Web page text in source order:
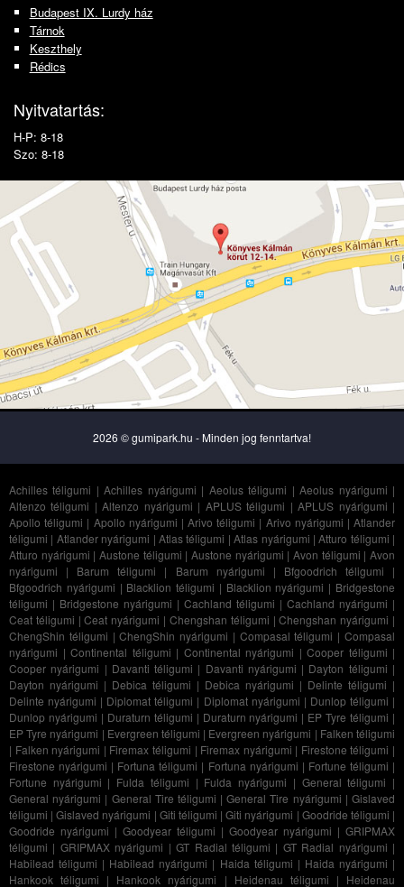
Budapest IX. Lurdy ház
Tárnok
Keszthely
Rédics
Nyitvatartás:
H-P: 8-18
Szo: 8-18
2026 © gumipark.hu - Minden jog fenntartva!
Achilles téligumi |Achilles nyárigumi | Aeolus téligumi |Aeolus nyárigumi |
Altenzo téligumi |Altenzo nyárigumi | APLUS téligumi |APLUS nyárigumi |
Apollo téligumi | Apollo nyárigumi |Arivo téligumi | Arivo nyárigumi |Atlander
téligumi | Atlander nyárigumi | Atlas téligumi |Atlas nyárigumi |Atturo téligumi |
Atturo nyárigumi |Austone téligumi |Austone nyárigumi |Avon téligumi |Avon
nyárigumi | Barum téligumi | Barum nyárigumi | Bfgoodrich téligumi |
Bfgoodrich nyárigumi | Blacklion téligumi | Blacklion nyárigumi | Bridgestone
téligumi | Bridgestone nyárigumi | Cachland téligumi | Cachland nyárigumi |
Ceat téligumi |Ceat nyárigumi | Chengshan téligumi |Chengshan nyárigumi |
ChengShin téligumi |ChengShin nyárigumi | Compasal téligumi |Compasal
nyárigumi | Continental téligumi | Continental nyárigumi | Cooper téligumi |
Cooper nyárigumi | Davanti téligumi | Davanti nyárigumi | Dayton téligumi |
Dayton nyárigumi | Debica téligumi | Debica nyárigumi | Delinte téligumi |
Delinte nyárigumi | Diplomat téligumi | Diplomat nyárigumi | Dunlop téligumi |
Dunlop nyárigumi | Duraturn téligumi | Duraturn nyárigumi | EP Tyre téligumi |
EP Tyre nyárigumi | Evergreen téligumi | Evergreen nyárigumi | Falken téligumi
| Falken nyárigumi | Firemax téligumi | Firemax nyárigumi | Firestone téligumi |
Firestone nyárigumi | Fortuna téligumi | Fortuna nyárigumi | Fortune téligumi |
Fortune nyárigumi | Fulda téligumi | Fulda nyárigumi | General téligumi |
General nyárigumi | General Tire téligumi |General Tire nyárigumi |Gislaved
téligumi |Gislaved nyárigumi | Giti téligumi |Giti nyárigumi | Goodride téligumi |
Goodride nyárigumi | Goodyear téligumi | Goodyear nyárigumi | GRIPMAX
téligumi | GRIPMAX nyárigumi |GT Radial téligumi | GT Radial nyárigumi |
Habilead téligumi | Habilead nyárigumi | Haida téligumi | Haida nyárigumi |
Hankook téligumi | Hankook nyárigumi | Heidenau téligumi | Heidenau